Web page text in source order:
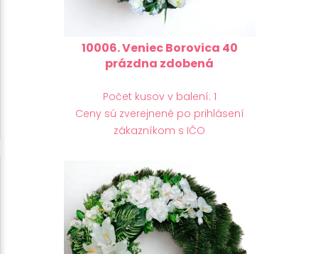
10006. Veniec Borovica 40
prázdna zdobená
Počet kusov v balení: 1
Ceny sú zverejnené po prihlásení
zákazníkom s IČO